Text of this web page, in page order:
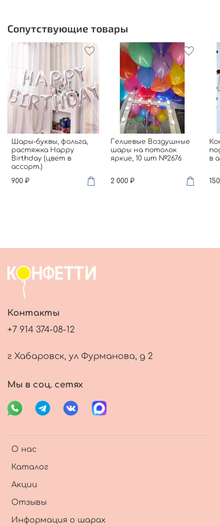
Сопутствующие товары
Шары-буквы, фольга,
растяжка Happy
Birthday (цвет в
ассорт.)
900 ₽
Гелиевые Воздушные
шары на потолок
яркие, 10 шт №2676
2 000 ₽
в
О нас
Каталог
Акции
Отзывы
Информация о шарах
Контакты
+7 914 374-08-12
г Хабаровск, ул Фурманова, д 2
Мы в соц. сетях